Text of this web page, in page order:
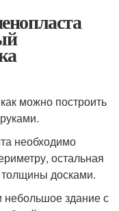
можно построить
необходимо
остальная
досками.
небольшое здание с